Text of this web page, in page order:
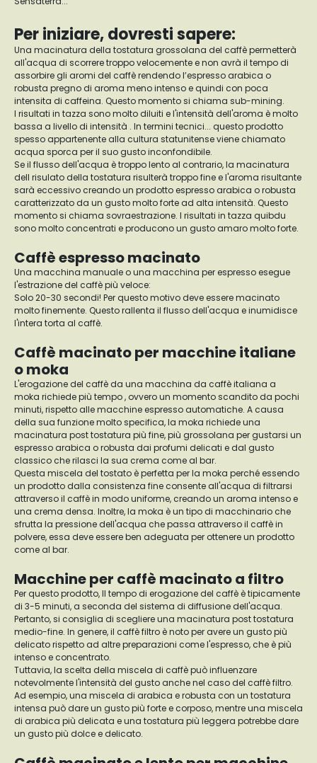
Per iniziare, dovresti sapere:
Una macinatura della tostatura grossolana del caffè permetterà
all'acqua di scorrere troppo velocemente e non avrà il tempo di
assorbire gli aromi del caffè rendendo l’espresso arabica o
robusta pregno di aroma meno intenso e quindi con poca
intensita di caffeina. Questo momento si chiama sub-mining.
I risultati in tazza sono molto diluiti e l'intensità dell'aroma è molto
bassa a livello di intensità . In termini tecnici... questo prodotto
spesso appartenente alla cultura statunitense viene chiamato
acqua sporca per il suo gusto inconfondibile.
Se il flusso dell'acqua è troppo lento al contrario, la macinatura
dell risulato della tostatura risulterà troppo fine e l'aroma risultante
sarà eccessivo creando un prodotto espresso arabica o robusta
caratterizzato da un gusto molto forte ad alta intensità. Questo
momento si chiama sovraestrazione. I risultati in tazza quibdu
sono molto concentrati e producono un gusto amaro molto forte.
Caffè espresso macinato
Una macchina manuale o una macchina per espresso esegue
l'estrazione del caffè più veloce:
Solo 20-30 secondi! Per questo motivo deve essere macinato
molto finemente. Questo rallenta il flusso dell'acqua e inumidisce
l'intera torta al caffè.
Caffè macinato per macchine italiane
o moka
L'erogazione del caffè da una macchina da caffè italiana a
moka richiede più tempo , ovvero un momento scandito da pochi
minuti, rispetto alle macchine espresso automatiche. A causa
della sua funzione molto specifica, la moka richiede una
macinatura post tostatura più fine, più grossolana per gustarsi un
espresso arabica o robusta dai profumi delicati e dal gusto
classico che rilasci la sua crema come al bar.
Questa miscela del tostato è perfetta per la moka perché essendo
un prodotto dalla consistenza fine consente all'acqua di filtrarsi
attraverso il caffè in modo uniforme, creando un aroma intenso e
una crema densa. Inoltre, la moka è un tipo di macchinario che
sfrutta la pressione dell'acqua che passa attraverso il caffè in
polvere, essa deve essere ben adeguata per ottenere un prodotto
come al bar.
Macchine per caffè macinato a filtro
Per questo prodotto, Il tempo di erogazione del caffè è tipicamente
di 3-5 minuti, a seconda del sistema di diffusione dell'acqua.
Pertanto, si consiglia di scegliere una macinatura post tostatura
medio-fine. In genere, il caffè filtro è noto per avere un gusto più
delicato rispetto ad altre preparazioni come l'espresso, che è più
intenso e concentrato.
Tuttavia, la scelta della miscela di caffè può influenzare
notevolmente l'intensità del gusto anche nel caso del caffè filtro.
Ad esempio, una miscela di arabica e robusta con un tostatura
intensa può dare un gusto più forte e corposo, mentre una miscela
di arabica più delicata e una tostatura più leggera potrebbe dare
un gusto più dolce e delicato.